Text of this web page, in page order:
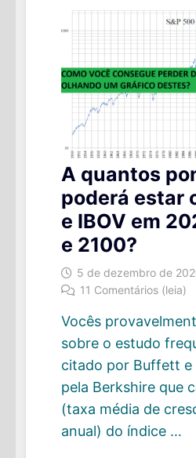
A quantos
poderá estar
e IBOV em
e 2100?
5 de dezembro de
11 Comentários (leia)
Vocês
sobre o estudo
citado por Buffett e
pela Berkshire que
(taxa média de
anual) do índice …